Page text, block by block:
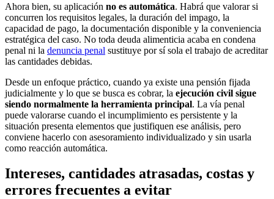
Ahora bien, su aplicación no es automática. Habrá que valorar si
concurren los requisitos legales, la duración del impago, la
capacidad de pago, la documentación disponible y la conveniencia
estratégica del caso. No toda deuda alimenticia acaba en condena
penal ni la denuncia penal sustituye por sí sola el trabajo de acreditar
las cantidades debidas.
Desde un enfoque práctico, cuando ya existe una pensión fijada
judicialmente y lo que se busca es cobrar, la ejecución civil sigue
siendo normalmente la herramienta principal. La vía penal
puede valorarse cuando el incumplimiento es persistente y la
situación presenta elementos que justifiquen ese análisis, pero
conviene hacerlo con asesoramiento individualizado y sin usarla
como reacción automática.
Intereses, cantidades atrasadas, costas y
errores frecuentes a evitar